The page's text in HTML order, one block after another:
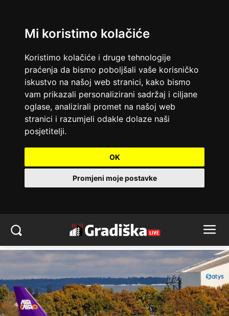
Mi koristimo kolačiće
Koristimo kolačiće i druge tehnologije
praćenja da bismo poboljšali vaše korisničko
iskustvo na našoj web stranici, kako bismo
vam prikazali personalizirani sadržaj i ciljane
oglase, analizirali promet na našoj web
stranici i razumjeli odakle dolaze naši
posjetitelji.
OK
Promjeni moje postavke